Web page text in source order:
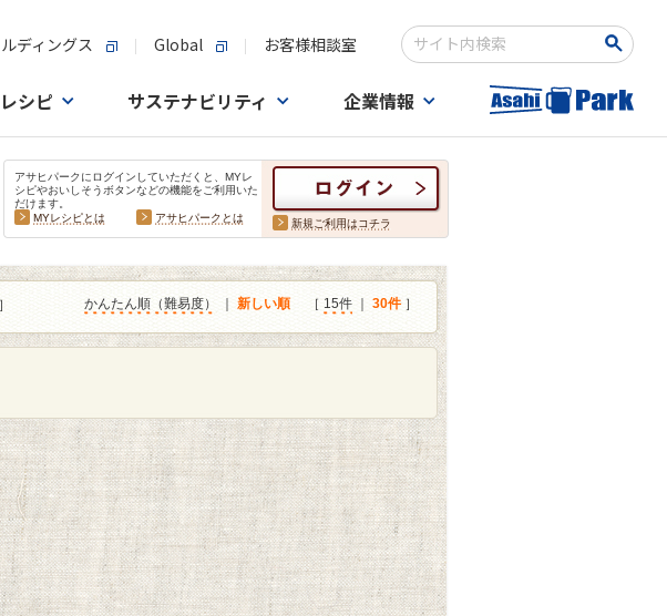
ディングス Global お客様相談室
検索キーワード入力
シピ サステナビリティ 企業情報
アサヒパークにログインしていただくと、MYレ
シピやおいしそうボタンなどの機能をご利用いた
だけます。
MYレシピとは
アサヒパークとは 新規ご利用はコチラ
かんたん順（難易度） 新しい順 ［ 15件 30件 ］